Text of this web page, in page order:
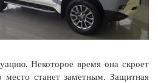
Некоторое время она скроет
место станет заметным. Защитная